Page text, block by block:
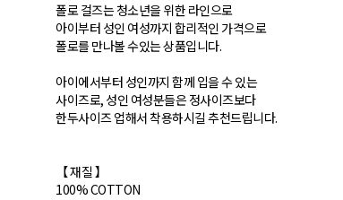
폴로 걸즈는 청소년을 위한 라인으로
아이부터 성인 여성까지 합리적인 가격으로
폴로를 만나볼 수있는 상품입니다.
아이에서부터 성인까지 함께 입을 수 있는
사이즈로, 성인 여성분들은 정사이즈보다
한두사이즈 업해서 착용하시길 추천드립니다.
【 재질 】
100% COTTON